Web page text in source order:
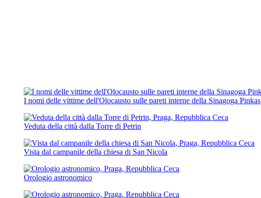
I nomi delle vittime dell'Olocausto sulle pareti interne della Sinagoga Pinkas
Veduta della città dalla Torre di Petrin
Vista dal campanile della chiesa di San Nicola
Orologio astronomico